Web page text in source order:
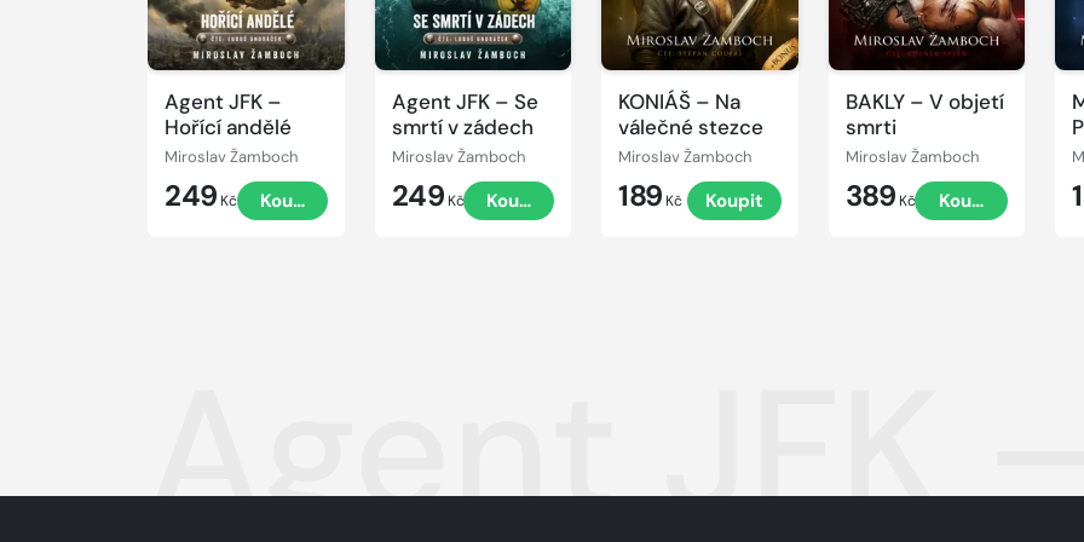
Agent JFK –
Hořící andělé
Miroslav Žamboch
249 Kč Koupit
Agent JFK – Se
smrtí v zádech
Miroslav Žamboch
249 Kč Koupit
KONIÁŠ – Na
válečné stezce
Miroslav Žamboch
189 Kč Koupit
BAKLY – V objetí
smrti
Miroslav Žamboch
389 Kč Koupit
Agent JFK